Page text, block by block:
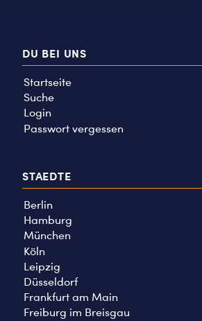
DU BEI UNS
Startseite
Suche
Login
Passwort vergessen
STAEDTE
Berlin
Hamburg
München
Köln
Leipzig
Düsseldorf
Frankfurt am Main
Freiburg im Breisgau